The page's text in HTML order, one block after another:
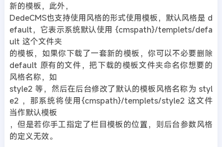
新的模板，此外，
DedeCMS也支持使用风格的形式使用模板，默认风格是 d
efault，它表示系统默认使用 {cmspath}/templets/defa
ult 这个文件夹
的模板，如果你下载了一套新的模板，你可以不必要删除
default 原有的文件，把下载的模板文件夹命名你想要的
风格名称，如
style2 等，然后在后台修改了默认的模板风格名称为 styl
e2 ，那系统将使用{cmspath}/templets/style2 这文件
当作默认模板
，但是若你手工指定了栏目模板的位置，则后台参数风格
的定义无效。